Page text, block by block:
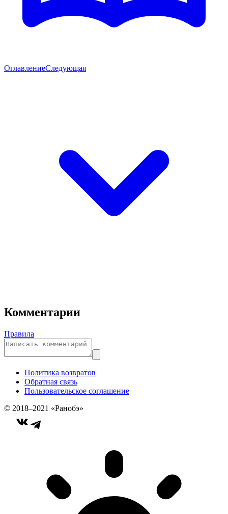
ОглавлениеСледующая
Комментарии
Правила
Политика возвратов
Обратная связь
Пользовательское соглашение
© 2018–2021 «Ранобэ»